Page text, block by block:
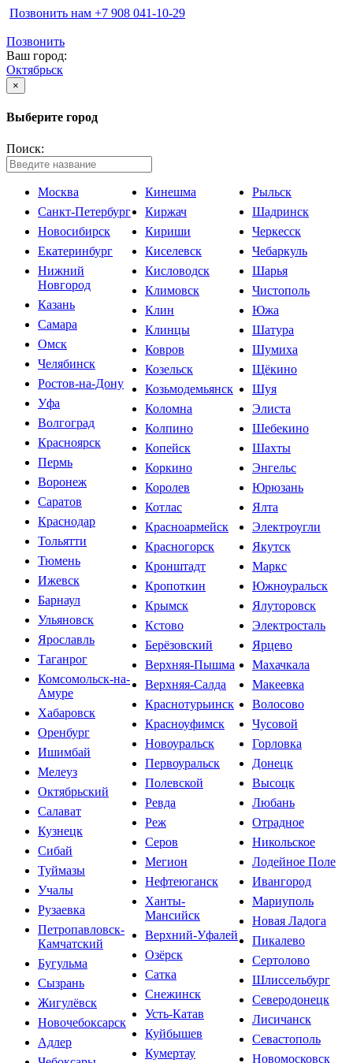
Позвонить нам ‪+7 908 041-10-29
Позвонить
Ваш город:
Октябрьск
×
Выберите город
Поиск:
Москва
Санкт-Петербург
Новосибирск
Екатеринбург
Нижний
Новгород
Казань
Самара
Омск
Челябинск
Ростов-на-Дону
Уфа
Волгоград
Красноярск
Пермь
Воронеж
Саратов
Краснодар
Тольятти
Тюмень
Ижевск
Барнаул
Ульяновск
Ярославль
Таганрог
Комсомольск-на-
Амуре
Хабаровск
Оренбург
Ишимбай
Мелеуз
Октябрьский
Салават
Кузнецк
Сибай
Туймазы
Учалы
Рузаевка
Петропавловск-
Камчатский
Бугульма
Сызрань
Жигулёвск
Новочебоксарск
Адлер
Кинешма
Киржач
Кириши
Киселевск
Кисловодск
Климовск
Клин
Клинцы
Ковров
Козельск
Козьмодемьянск
Коломна
Колпино
Копейск
Коркино
Королев
Котлас
Красноармейск
Красногорск
Кронштадт
Кропоткин
Крымск
Кстово
Берёзовский
Верхняя-Пышма
Верхняя-Салда
Краснотурьинск
Красноуфимск
Новоуральск
Первоуральск
Полевской
Ревда
Реж
Серов
Мегион
Нефтеюганск
Ханты-
Мансийск
Верхний-Уфалей
Озёрск
Сатка
Снежинск
Усть-Катав
Куйбышев
Кумертау
Рыльск
Шадринск
Черкесск
Чебаркуль
Шарья
Чистополь
Южа
Шатура
Шумиха
Щёкино
Шуя
Элиста
Шебекино
Шахты
Энгельс
Юрюзань
Ялта
Электроугли
Якутск
Маркс
Южноуральск
Ялуторовск
Электросталь
Ярцево
Махачкала
Макеевка
Волосово
Чусовой
Горловка
Донецк
Высоцк
Любань
Отрадное
Никольское
Лодейное Поле
Ивангород
Мариуполь
Новая Ладога
Пикалево
Сертолово
Шлиссельбург
Северодонецк
Лисичанск
Севастополь
Новомосковск